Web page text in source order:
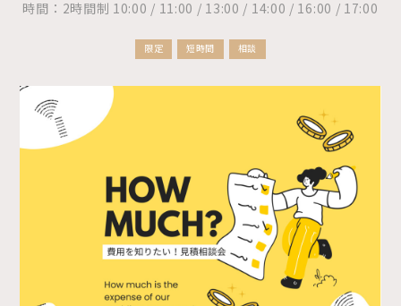
時間：2時間制 10:00 / 11:00 / 13:00 / 14:00 / 16:00 / 17:00
限定 短時間 相談